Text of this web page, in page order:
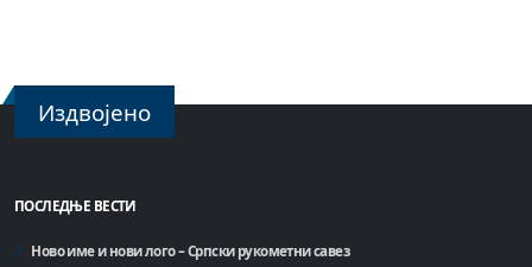
Издвојено
ПОСЛЕДЊЕ ВЕСТИ
Ново име и нови лого – Српски рукометни савез